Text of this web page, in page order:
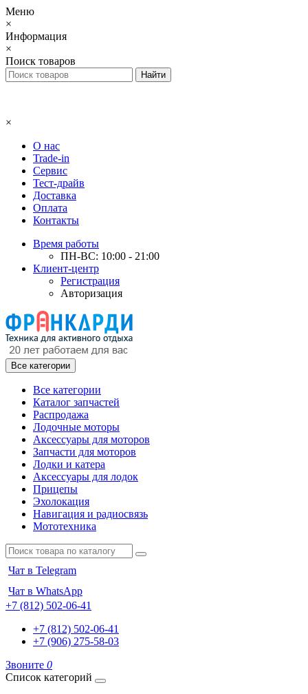
Меню
×
Информация
×
Поиск товаров
×
О нас
Trade-in
Сервис
Тест-драйв
Доставка
Оплата
Контакты
Время работы
ПН-ВС: 10:00 - 21:00
Клиент-центр
Регистрация
Авторизация
Все категории
Все категории
Каталог запчастей
Распродажа
Лодочные моторы
Аксессуары для моторов
Запчасти для моторов
Лодки и катера
Аксессуары для лодок
Прицепы
Эхолокация
Навигация и радиосвязь
Мототехника
Чат в Telegram
Чат в WhatsApp
+7 (812) 502-06-41
+7 (812) 502-06-41
+7 (906) 275-58-03
Звоните 0
Список категорий